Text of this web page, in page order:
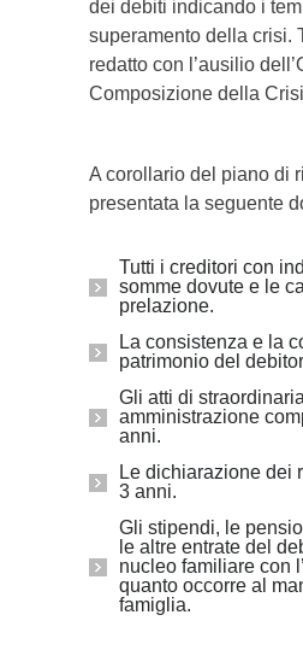
dei debiti indicando i
superamento della crisi.
redatto con l’ausilio
Composizione della
A corollario del piano di
presentata la seguente
Tutti i creditori con
somme dovute e le
prelazione.
La consistenza e la
patrimonio del
Gli atti di straordinaria
amministrazione
anni.
Le dichiarazione dei
3 anni.
Gli stipendi, le
le altre entrate del
nucleo familiare con
quanto occorre al
famiglia.